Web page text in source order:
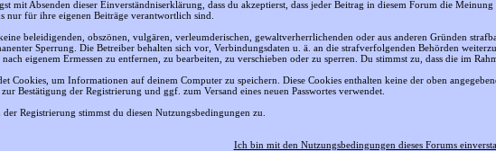
mit Absenden dieser Einverständniserklärung, dass du akzeptierst, dass jeder Beitrag in diesem Forum die
nur für ihre eigenen Beiträge verantwortlich sind.
beleidigenden, obszönen, vulgären, verleumderischen, gewaltverherrlichenden oder aus anderen Gründen
Sperrung. Die Betreiber behalten sich vor, Verbindungsdaten u. ä. an die strafverfolgenden Behörden
nach eigenem Ermessen zu entfernen, zu bearbeiten, zu verschieben oder zu sperren. Du stimmst zu, dass die im
Cookies, um Informationen auf deinem Computer zu speichern. Diese Cookies enthalten keine der oben
Bestätigung der Registrierung und ggf. zum Versand eines neuen Passwortes verwendet.
Registrierung stimmst du diesen Nutzungsbedingungen zu.
Ich bin mit den Nutzungsbedingungen dieses Forums